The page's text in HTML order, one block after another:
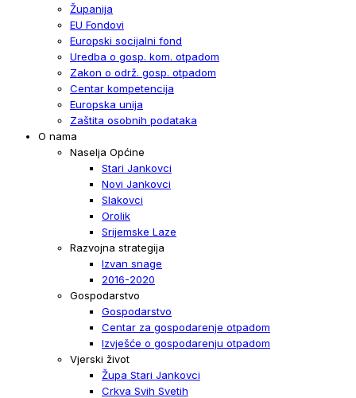
Županija
EU Fondovi
Europski socijalni fond
Uredba o gosp. kom. otpadom
Zakon o održ. gosp. otpadom
Centar kompetencija
Europska unija
Zaštita osobnih podataka
O nama
Naselja Općine
Stari Jankovci
Novi Jankovci
Slakovci
Orolik
Srijemske Laze
Razvojna strategija
Izvan snage
2016-2020
Gospodarstvo
Gospodarstvo
Centar za gospodarenje otpadom
Izvješće o gospodarenju otpadom
Vjerski život
Župa Stari Jankovci
Crkva Svih Svetih